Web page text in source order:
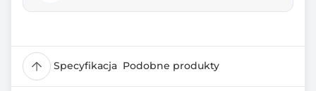
Specyfikacja Podobne produkty